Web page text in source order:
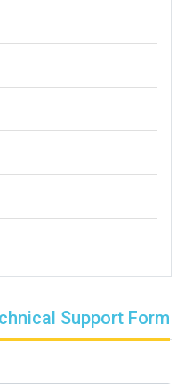
Support Form